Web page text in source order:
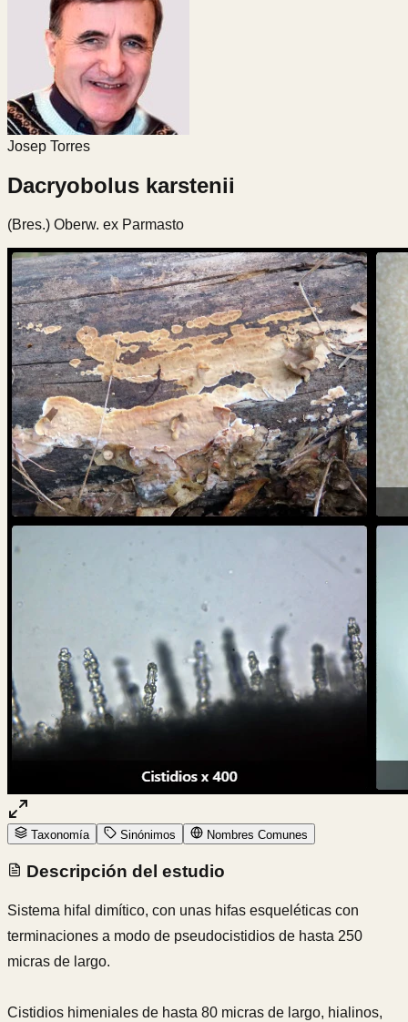
Josep Torres
Dacryobolus karstenii
(Bres.) Oberw. ex Parmasto
Taxonomía Sinónimos Nombres Comunes
Descripción del estudio
Sistema hifal dimítico, con unas hifas esqueléticas con
terminaciones a modo de pseudocistidios de hasta 250
micras de largo.
Cistidios himeniales de hasta 80 micras de largo, hialinos,